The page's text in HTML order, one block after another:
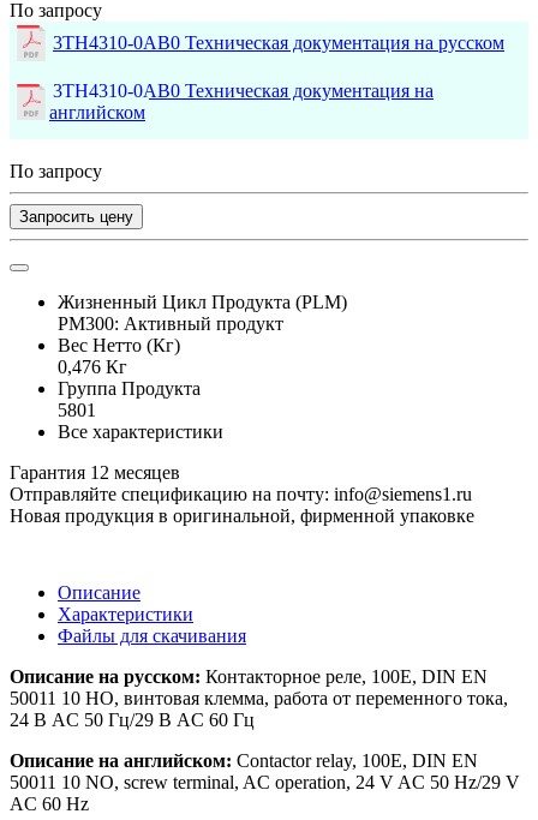
По запросу
3TH4310-0AB0 Техническая документация на русском
3TH4310-0AB0 Техническая документация на
английском
По запросу
Запросить цену
Жизненный Цикл Продукта (PLM)
PM300: Активный продукт
Вес Нетто (Кг)
0,476 Кг
Группа Продукта
5801
Все характеристики
Гарантия 12 месяцев
Отправляйте спецификацию на почту: info@siemens1.ru
Новая продукция в оригинальной, фирменной упаковке
Описание
Характеристики
Файлы для скачивания
Описание на русском: Контакторное реле, 100E, DIN EN
50011 10 НО, винтовая клемма, работа от переменного тока,
24 В AC 50 Гц/29 В AC 60 Гц
Описание на английском: Contactor relay, 100E, DIN EN
50011 10 NO, screw terminal, AC operation, 24 V AC 50 Hz/29 V
AC 60 Hz